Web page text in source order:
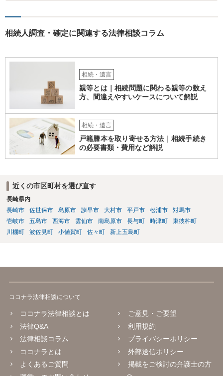
相続人調査・確定に関連する法律相談コラム
相続・遺言
親等とは｜相続問題に関わる親等の数え
方、間違えやすいケースについて解説
相続・遺言
戸籍謄本を取り寄せる方法｜相続手続き
の必要書類・費用など解説
近くの市区町村を選び直す
長崎県内
長崎市
佐世保市 島原市 諫早市 大村市 平戸市 松浦市
対馬市
壱岐市
五島市 西海市 雲仙市 南島原市 長与町 時津町
東彼杵町
川棚町
波佐見町 小値賀町 佐々町 新上五島町
ココナラ法律相談について
ココナラ法律相談とは
法律Q&A
法律相談コラム
ココナラとは
よくあるご質問
ご意見・ご要望
利用規約
プライバシーポリシー
外部送信ポリシー
掲載をご検討の弁護士の方